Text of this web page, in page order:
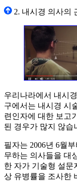
2. 내시경 의사의
우리나라에서 내시
구에서는 내시경 시
련인자에 대한 보고
된 경우가 많지 않습
필자는 2006년 6월
무하는 의사들을 대
한 자가 기술형 설문
상 유병률을 조사한